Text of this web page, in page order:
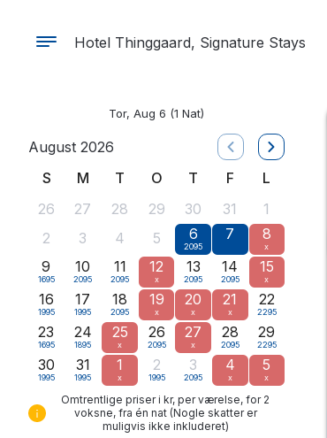
Hotel Thinggaard, Signature Stays
Tor, Aug 6 (1 Nat)
August 2026
S
M T O T F
L
26
27 28 29 30 31
1
2
3 4 5 6
2095
7 8
x
9
1695
10
2095
11
2095
12
x
13
2095
14
2095
15
x
16
1995
17
1995
18
2095
19
x
20
x
21
x
22
2295
23
1695
24
1895
25
x
26
2095
27
x
28
2095
29
2295
30
1995
31
1995
1
x
2
1995
3
2095
4
x
5
x
Omtrentlige priser i kr, per værelse, for 2
voksne, fra én nat (Nogle skatter er
muligvis ikke inkluderet)